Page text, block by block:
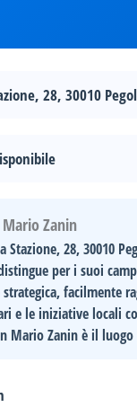
28, 30010
Zanin
Stazione, 28, 30010
per i suoi
strategica, facilmente
e le iniziative locali
Mario Zanin è il